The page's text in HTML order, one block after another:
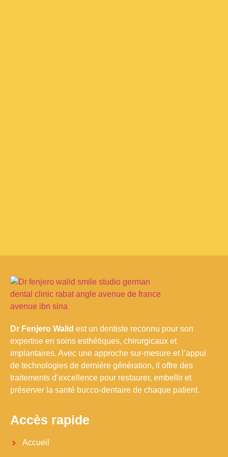
Dr Fenjero Walid est un dentiste reconnu pour son
expertise en soins esthétiques, chirurgicaux et
implantaires. Avec une approche sur-mesure et l’appui
de technologies de dernière génération, il offre des
traitements d’excellence pour restaurer, embellir et
préserver la santé bucco-dentaire de chaque patient.
Accès rapide
Accueil